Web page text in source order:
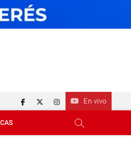
En vivo
facebook
twitterinstagram